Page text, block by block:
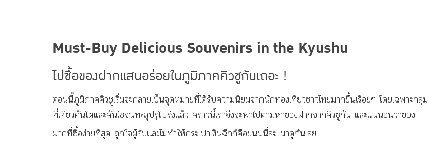
Must-Buy Delicious Souvenirs in the Kyushu
ไปซื้อของฝากแสนอร่อยในภูมิภาคคิวชูกันเถอะ !
ตอนนี้ภูมิภาคคิวชูเริ่มจะกลายเป็นจุดหมายที่ได้รับความนิยมจากนักท่องเที่ยวชาวไทยมากขึ้นเรื่อยๆ โดยเฉพาะกลุ่ม
ที่เที่ยวคันโตและคันไซจนทะลุปรุโปร่งแล้ว คราวนี้เราจึงจะพาไปตามหาของฝากจากคิวชูกัน และแน่นอนว่าของ
ฝากที่ซื้อง่ายที่สุด ถูกใจผู้รับและไม่ทำให้กระเป๋าเงินฉีกก็คือขนมนี่ล่ะ มาดูกันเลย